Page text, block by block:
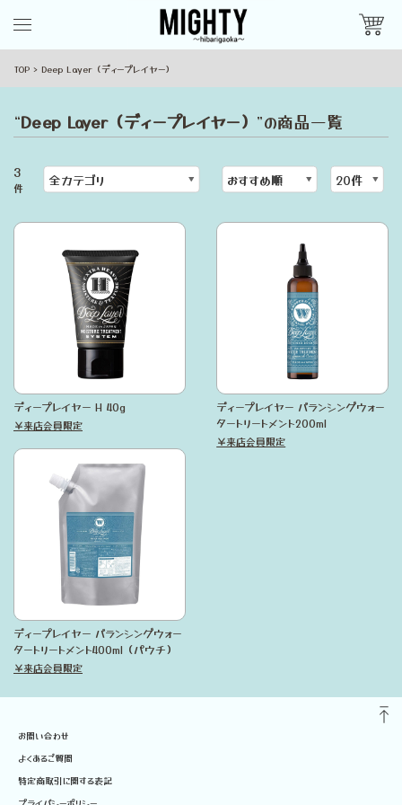
TOP Deep Layer（ディープレイヤー）
“Deep Layer（ディープレイヤー） ”の商品一覧
3
件
ディープレイヤー H 40g
￥来店会員限定
ディープレイヤー バランシングウォー
タートリートメント200ml
￥来店会員限定
ディープレイヤー バランシングウォー
タートリートメント400ml（パウチ）
￥来店会員限定
お問い合わせ
よくあるご質問
特定商取引に関する表記